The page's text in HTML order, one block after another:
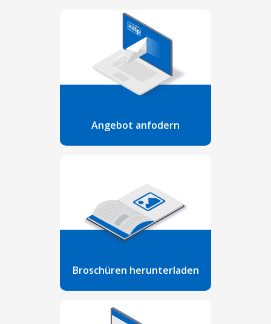
Broschüren herunterladen
Angebot anfodern